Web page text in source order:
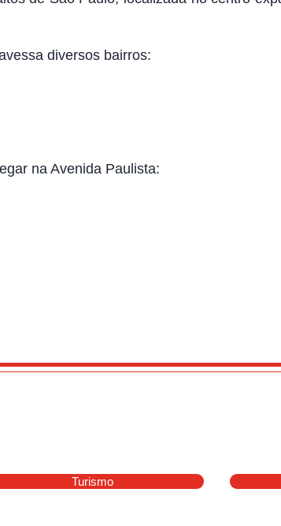
diversos bairros:
na Avenida Paulista:
Turismo